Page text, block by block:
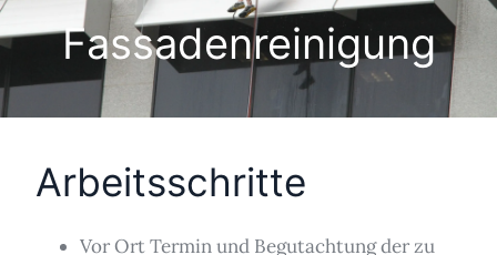
Fassadenreinigung
Arbeitsschritte
Vor Ort Termin und Begutachtung der zu